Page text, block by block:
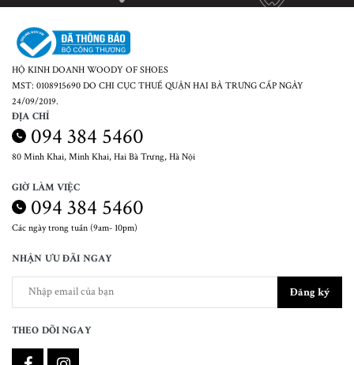
HỘ KINH DOANH WOODY OF SHOES
MST: 0108915690 DO CHI CỤC THUẾ QUẬN HAI BÀ TRƯNG CẤP NGÀY
24/09/2019.
ĐỊA CHỈ
094 384 5460
80 Minh Khai, Minh Khai, Hai Bà Trưng, Hà Nội
GIỜ LÀM VIỆC
094 384 5460
Các ngày trong tuần (9am- 10pm)
NHẬN ƯU ĐÃI NGAY
Đăng ký
THEO DÕI NGAY